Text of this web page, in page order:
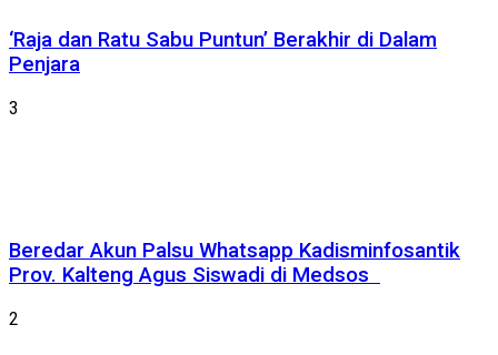
‘Raja dan Ratu Sabu Puntun’ Berakhir di Dalam
Penjara
3
Beredar Akun Palsu Whatsapp Kadisminfosantik
Prov. Kalteng Agus Siswadi di Medsos
2